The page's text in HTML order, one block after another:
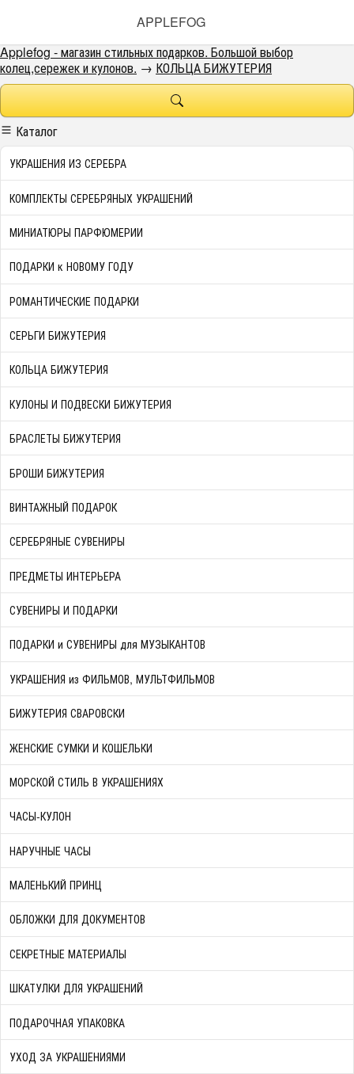
APPLEFOG
Applefog - магазин стильных подарков. Большой выбор
колец,сережек и кулонов. → КОЛЬЦА БИЖУТЕРИЯ
Каталог
УКРАШЕНИЯ ИЗ СЕРЕБРА
КОМПЛЕКТЫ СЕРЕБРЯНЫХ УКРАШЕНИЙ
МИНИАТЮРЫ ПАРФЮМЕРИИ
ПОДАРКИ к НОВОМУ ГОДУ
РОМАНТИЧЕСКИЕ ПОДАРКИ
СЕРЬГИ БИЖУТЕРИЯ
КОЛЬЦА БИЖУТЕРИЯ
КУЛОНЫ И ПОДВЕСКИ БИЖУТЕРИЯ
БРАСЛЕТЫ БИЖУТЕРИЯ
БРОШИ БИЖУТЕРИЯ
ВИНТАЖНЫЙ ПОДАРОК
СЕРЕБРЯНЫЕ СУВЕНИРЫ
ПРЕДМЕТЫ ИНТЕРЬЕРА
СУВЕНИРЫ И ПОДАРКИ
ПОДАРКИ и СУВЕНИРЫ для МУЗЫКАНТОВ
УКРАШЕНИЯ из ФИЛЬМОВ, МУЛЬТФИЛЬМОВ
БИЖУТЕРИЯ СВАРОВСКИ
ЖЕНСКИЕ СУМКИ И КОШЕЛЬКИ
МОРСКОЙ СТИЛЬ В УКРАШЕНИЯХ
ЧАСЫ-КУЛОН
НАРУЧНЫЕ ЧАСЫ
МАЛЕНЬКИЙ ПРИНЦ
ОБЛОЖКИ ДЛЯ ДОКУМЕНТОВ
СЕКРЕТНЫЕ МАТЕРИАЛЫ
ШКАТУЛКИ ДЛЯ УКРАШЕНИЙ
ПОДАРОЧНАЯ УПАКОВКА
УХОД ЗА УКРАШЕНИЯМИ